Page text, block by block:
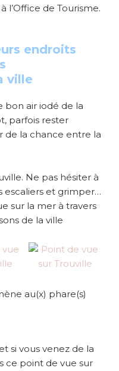
l’Office de Tourisme.
endroits
ville
bon air iodé de la
parfois rester
de la chance entre la
Ne pas hésiter à
escaliers et grimper…
sur la mer à travers
de la ville
au(x) phare(s)
si vous venez de la
ce point de vue sur